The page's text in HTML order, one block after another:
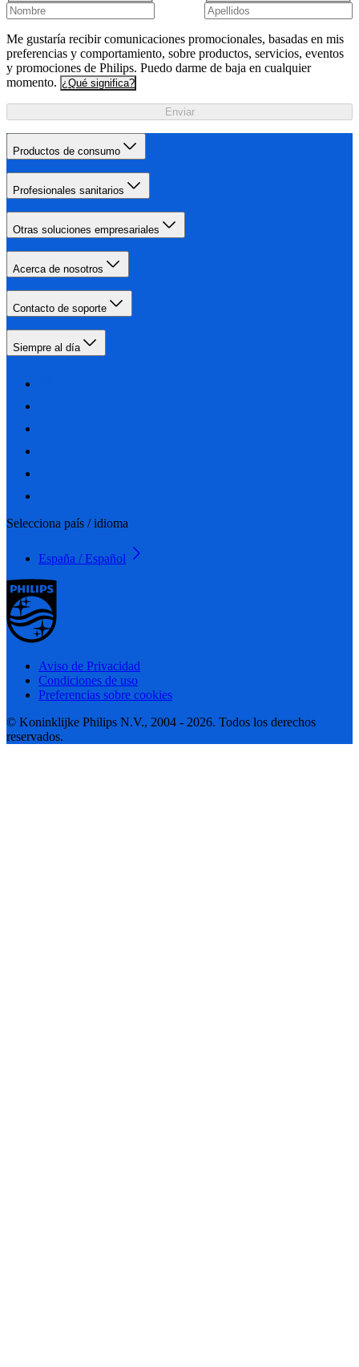
Me gustaría recibir comunicaciones promocionales, basadas en mis
preferencias y comportamiento, sobre productos, servicios, eventos
y promociones de Philips. Puedo darme de baja en cualquier
momento. ¿Qué significa?
Enviar
Productos de consumo
Profesionales sanitarios
Otras soluciones empresariales
Acerca de nosotros
Contacto de soporte
Siempre al día
Selecciona país / idioma
España / Español
Aviso de Privacidad
Condiciones de uso
Preferencias sobre cookies
© Koninklijke Philips N.V., 2004 - 2026. Todos los derechos
reservados.